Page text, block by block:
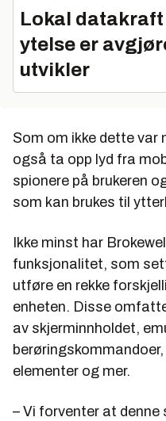
Lokal
ytelse er
utvikler
Som om ikke dette var
også ta opp lyd fra
spionere på brukeren
som kan brukes til
Ikke minst har
funksjonalitet, som
utføre en rekke
enheten. Disse
av skjerminnholdet,
elementer og mer.
– Vi forventer at denne